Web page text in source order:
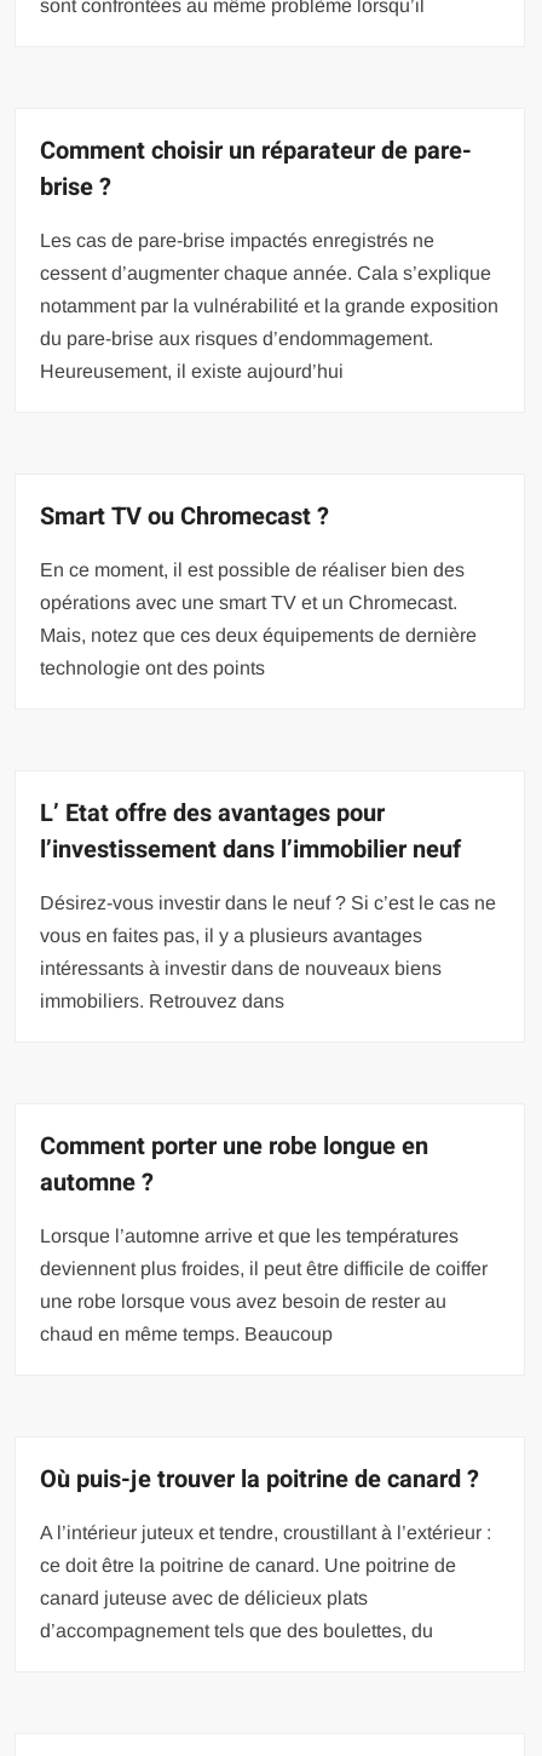
sont confrontées au même problème lorsqu’il
Comment choisir un réparateur de pare-
brise ?
Les cas de pare-brise impactés enregistrés ne
cessent d’augmenter chaque année. Cala s’explique
notamment par la vulnérabilité et la grande exposition
du pare-brise aux risques d’endommagement.
Heureusement, il existe aujourd’hui
Smart TV ou Chromecast ?
En ce moment, il est possible de réaliser bien des
opérations avec une smart TV et un Chromecast.
Mais, notez que ces deux équipements de dernière
technologie ont des points
L’ Etat offre des avantages pour
l’investissement dans l’immobilier neuf
Désirez-vous investir dans le neuf ? Si c’est le cas ne
vous en faites pas, il y a plusieurs avantages
intéressants à investir dans de nouveaux biens
immobiliers. Retrouvez dans
Comment porter une robe longue en
automne ?
Lorsque l’automne arrive et que les températures
deviennent plus froides, il peut être difficile de coiffer
une robe lorsque vous avez besoin de rester au
chaud en même temps. Beaucoup
Où puis-je trouver la poitrine de canard ?
A l’intérieur juteux et tendre, croustillant à l’extérieur :
ce doit être la poitrine de canard. Une poitrine de
canard juteuse avec de délicieux plats
d’accompagnement tels que des boulettes, du